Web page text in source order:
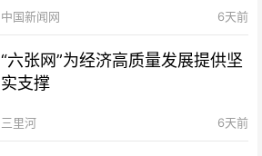
中国新闻网 6天前
“六张网”为经济高质量发展提供坚
实支撑
三里河 6天前